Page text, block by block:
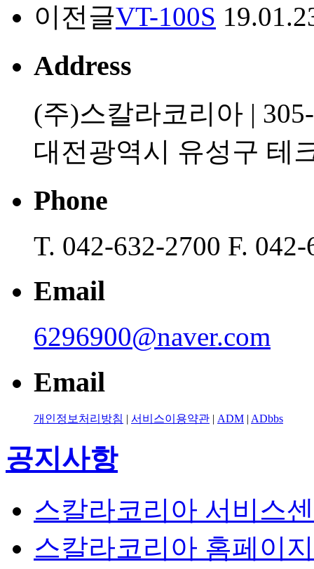
이전글VT-100S
Address
(주)스칼라코리아 |
대전광역시 유성구 테
Phone
T. 042-632-2700 F.
Email
6296900@naver.com
Email
개인정보처리방침 | 서비스이용약관 | ADM | ADbbs
공지사항
스칼라코리아 서비스
스칼라코리아 홈페이